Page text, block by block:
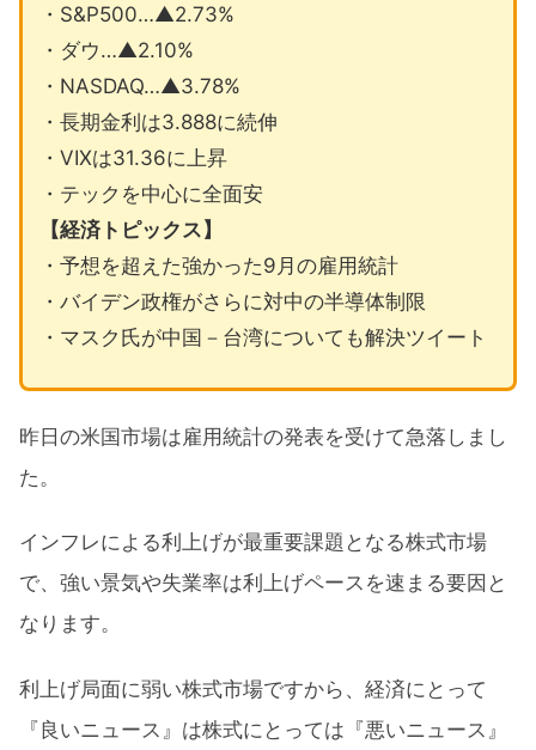
・S&P500…▲2.73%
・ダウ…▲2.10%
・NASDAQ…▲3.78%
・長期金利は3.888に続伸
・VIXは31.36に上昇
・テックを中心に全面安
【経済トピックス】
・予想を超えた強かった9月の雇用統計
・バイデン政権がさらに対中の半導体制限
・マスク氏が中国－台湾についても解決ツイート
昨日の米国市場は雇用統計の発表を受けて急落しまし
た。
インフレによる利上げが最重要課題となる株式市場
で、強い景気や失業率は利上げペースを速まる要因と
なります。
利上げ局面に弱い株式市場ですから、経済にとって
『良いニュース』は株式にとっては『悪いニュース』